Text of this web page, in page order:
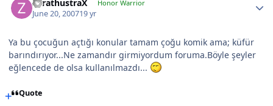
ZarathustraX Honor Warrior
June 20, 200719 yr
Ya bu çocuğun açtığı konular tamam çoğu komik ama; küfür
barındırıyor...Ne zamandır girmiyordum foruma.Böyle şeyler
eğlencede de olsa kullanılmazdı...
Quote